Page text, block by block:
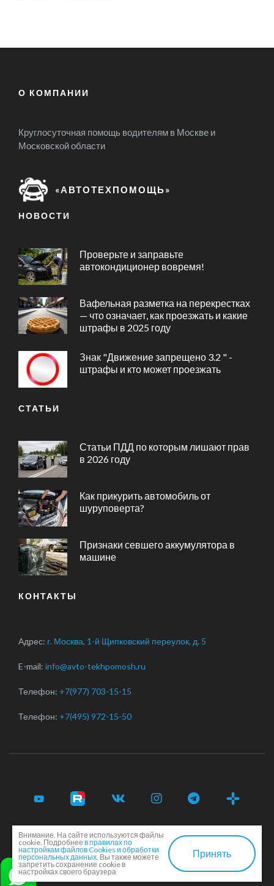
О КОМПАНИИ
Круглосуточная помощь водителям в Москве и
Московской области
«АВТОТЕХПОМОЩЬ»
НОВОСТИ
Проверьте и заправьте
автокондиционер вовремя!
Вафельная разметка на перекрестках
— что означает, как проезжать и какие
штрафы в 2025 году
Знак "Движение запрещено 3.2 " -
штрафы и кто может проезжать
СТАТЬИ
Статьи ПДД по которым лишают прав
в 2026 году
Как прикурить автомобиль от
шуруповерта?
Признаки севшего аккумулятора в
машине
КОНТАКТЫ
Адрес: г. Москва, 1-й Щипковский переулок, д. 5
E-mail: info@avto-tekhpomosh.ru
Телефон: +7(977) 703-15-15
Телефон: +7(495) 972-15-50
© 2017-2026 Срочная автотехпомощь легковым и
грузовым автомобилям в Москве и Московской области ·
Соглашение сторон ·
Создание и продвижение сайта -Dkarlov.ru
Внимание. На сайте используются файлы
cookie. Подробнее в правилах по
настройкам файлов Cookies и обработки
персональных данных. Вы также можете
запретить сохранение cookie в
настройках своего браузера
Принять